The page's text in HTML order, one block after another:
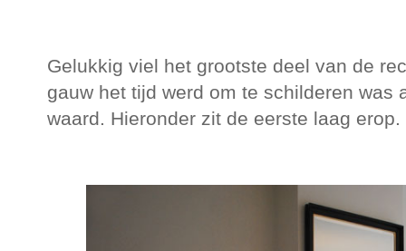
Gelukkig viel het grootste deel van de
gauw het tijd werd om te schilderen was
waard. Hieronder zit de eerste laag erop.